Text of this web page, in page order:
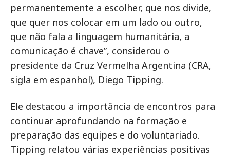
permanentemente a escolher, que nos divide,
que quer nos colocar em um lado ou outro,
que não fala a linguagem humanitária, a
comunicação é chave”, considerou o
presidente da Cruz Vermelha Argentina (CRA,
sigla em espanhol), Diego Tipping.
Ele destacou a importância de encontros para
continuar aprofundando na formação e
preparação das equipes e do voluntariado.
Tipping relatou várias experiências positivas